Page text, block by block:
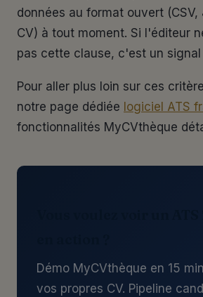
données au format ouvert (CSV,
CV) à tout moment. Si l'éditeur
pas cette clause, c'est un
Pour aller plus loin sur ces
notre page dédiée logiciel ATS
fonctionnalités MyCVthèque
Démo MyCVthèque en 15
vos propres CV. Pipeline